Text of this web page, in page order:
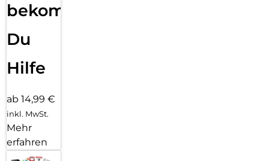
bekommst
Du
Hilfe
ab 14,99 €
inkl. MwSt.
Mehr
erfahren